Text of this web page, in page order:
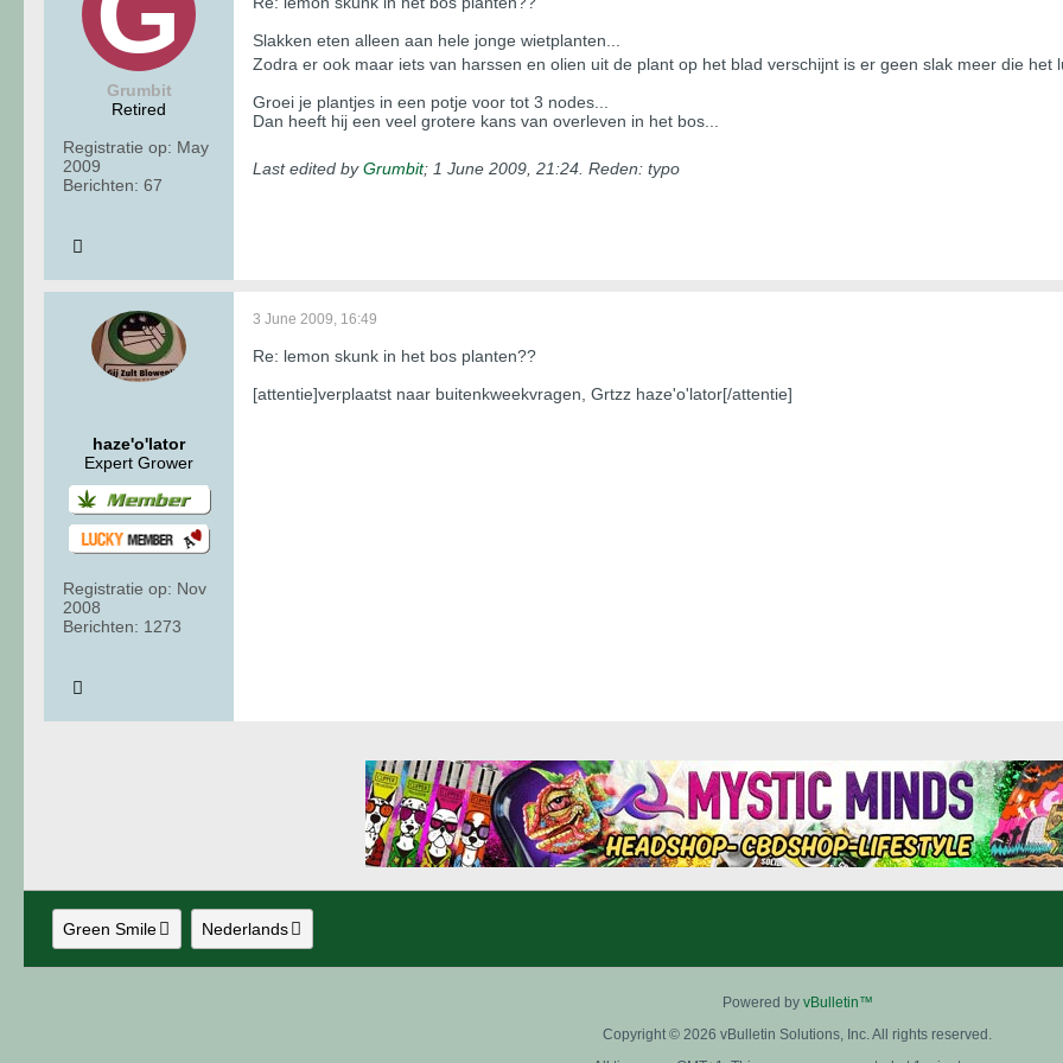
Grumbit
Retired
Registratie op: May
2009
Berichten: 67
Slakken eten alleen aan hele jonge wietplanten...
Zodra er ook maar iets van harssen en olien uit de plant op het blad verschijnt is er geen slak meer die het
Groei je plantjes in een potje voor tot 3 nodes...
Dan heeft hij een veel grotere kans van overleven in het bos...
Last edited byGrumbit; 1 June 2009, 21:24 Reden: typo
haze'o'lator
Expert Grower
Registratie op: Nov
2008
Berichten: 1273
3 June 2009, 16:49
Re: lemon skunk in het bos planten??
[attentie]verplaatst naar buitenkweekvragen, Grtzz haze'o'lator[/attentie]
Green Smile Nederlands
Powered by vBulletin™
Copyright © 2026 vBulletin Solutions, Inc. All rights reserved.